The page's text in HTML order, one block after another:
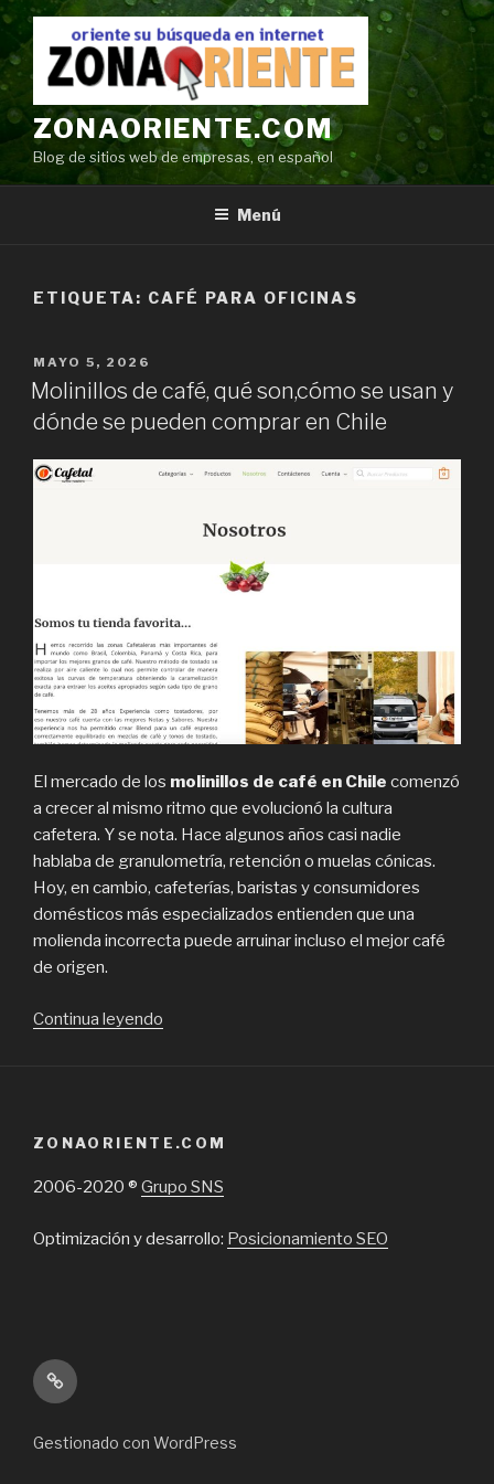
Ir
contenido
ZONAORIENTE.COM
Blog de sitios web de empresas, en español
Menú
ETIQUETA: CAFÉ PARA OFICINAS
POSTED
ON
MAYO 5, 2026
Molinillos de café, qué son,cómo se usan y
dónde se pueden comprar en Chile
El mercado de los molinillos de café en Chile comenzó
a crecer al mismo ritmo que evolucionó la cultura
cafetera. Y se nota. Hace algunos años casi nadie
hablaba de granulometría, retención o muelas cónicas.
Hoy, en cambio, cafeterías, baristas y consumidores
domésticos más especializados entienden que una
molienda incorrecta puede arruinar incluso el mejor café
de origen.
Continua leyendo
se
usan
y
dónde
ZONAORIENTE.COM
2006-2020 ® Grupo SNS
Optimización y desarrollo: Posicionamiento SEO
Inicio
Gestionado con WordPress